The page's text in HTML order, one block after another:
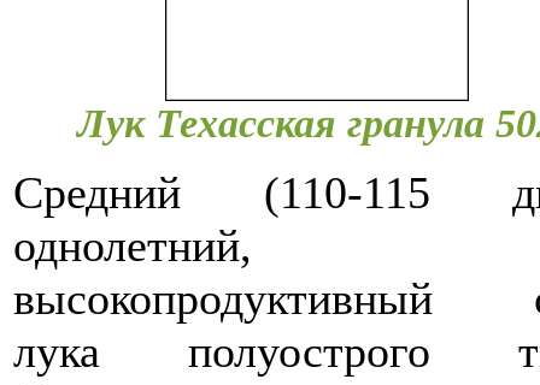
Лук Техасская гранула
Средний (110-115
однолетний,
высокопродуктивный
лука полуострого